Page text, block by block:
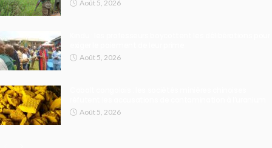
Août 5, 2026
Août 5, 2026
Août 5, 2026